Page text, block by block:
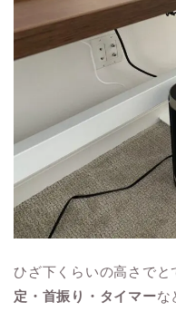
ひざ下くらいの高さでと
定・首振り・タイマーな